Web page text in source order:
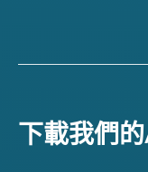
下載我們